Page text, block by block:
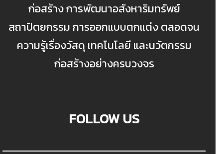
ก่อสร้าง การพัฒนาอสังหาริมทรัพย์
สถาปัตยกรรม การออกแบบตกแต่ง ตลอดจน
ความรู้เรื่องวัสดุ เทคโนโลยี และนวัตกรรม
ก่อสร้างอย่างครบวงจร
FOLLOW US